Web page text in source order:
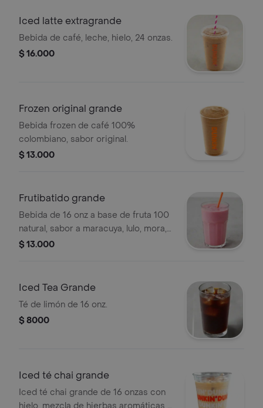
Iced latte extragrande
Bebida de café, leche, hielo, 24 onzas.
$ 16.000
Frozen original grande
Bebida frozen de café 100%
colombiano, sabor original.
$ 13.000
Frutibatido grande
Bebida de 16 onz a base de fruta 100
natural, sabor a maracuya, lulo, mora,
guanábana y mango
$ 13.000
Iced Tea Grande
Té de limón de 16 onz.
$ 8000
Iced té chai grande
Iced té chai grande de 16 onzas con